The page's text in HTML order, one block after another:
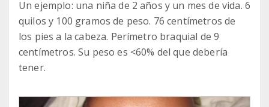
Un ejemplo: una niña de 2 años y un mes de vida. 6
quilos y 100 gramos de peso. 76 centímetros de
los pies a la cabeza. Perímetro braquial de 9
centímetros. Su peso es <60% del que debería
tener.